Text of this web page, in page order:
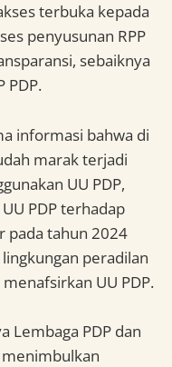
terbuka kepada
penyusunan RPP
sebaiknya
PDP.
informasi bahwa di
marak terjadi
UU PDP,
PDP terhadap
pada tahun 2024
peradilan
UU PDP.
Lembaga PDP dan